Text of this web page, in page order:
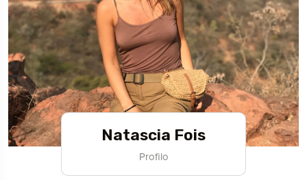
Natascia Fois
Profilo